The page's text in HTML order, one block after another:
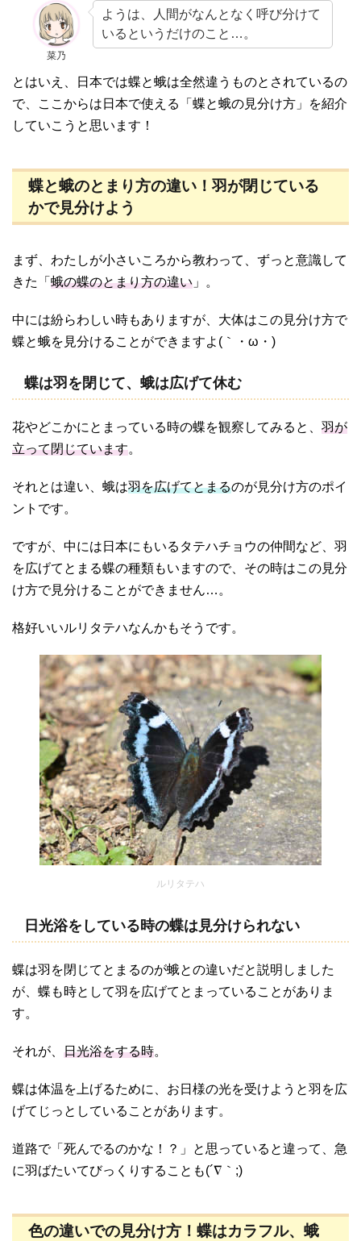
菜乃
ようは、人間がなんとなく呼び分けて
いるというだけのこと…。
とはいえ、日本では蝶と蛾は全然違うものとされているの
で、ここからは日本で使える「蝶と蛾の見分け方」を紹介
していこうと思います！
蝶と蛾のとまり方の違い！羽が閉じている
かで見分けよう
まず、わたしが小さいころから教わって、ずっと意識して
きた「 蛾の蝶のとまり方の違い 」。
中には紛らわしい時もありますが、大体はこの見分け方で
蝶と蛾を見分けることができますよ(｀・ω・)
蝶は羽を閉じて、蛾は広げて休む
花やどこかにとまっている時の蝶を観察してみると、 羽が
立って閉じています。
それとは違い、蛾は羽を広げてとまるのが見分け方のポイ
ントです。
ですが、中には日本にもいるタテハチョウの仲間など、羽
を広げてとまる蝶の種類もいますので、その時はこの見分
け方で見分けることができません…。
格好いいルリタテハなんかもそうです。
ルリタテハ
日光浴をしている時の蝶は見分けられない
蝶は羽を閉じてとまるのが蛾との違いだと説明しました
が、蝶も時として羽を広げてとまっていることがありま
す。
それが、 日光浴をする時。
蝶は体温を上げるために、お日様の光を受けようと羽を広
げてじっとしていることがあります。
道路で「死んでるのかな！？」と思っていると違って、急
に羽ばたいてびっくりすることも(´∇｀;)
色の違いでの見分け方！蝶はカラフル、蛾